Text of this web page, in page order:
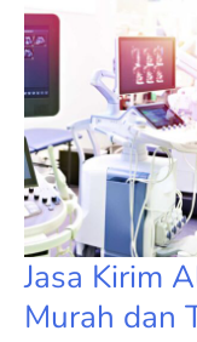
Jasa Kirim
Murah dan
Jasa
Kirim
Alat
Kesehatan
Murah
dan
Terpercaya